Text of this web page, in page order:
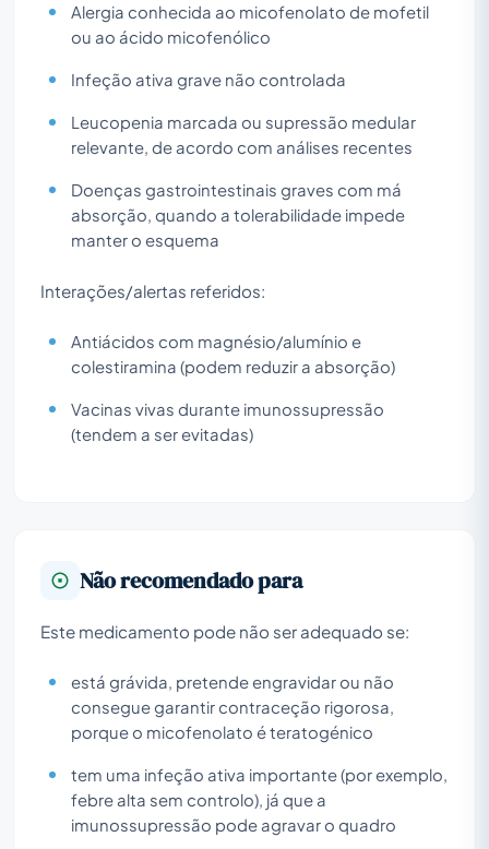
Alergia conhecida ao micofenolato de mofetil
ou ao ácido micofenólico
Infeção ativa grave não controlada
Leucopenia marcada ou supressão medular
relevante, de acordo com análises recentes
Doenças gastrointestinais graves com má
absorção, quando a tolerabilidade impede
manter o esquema
Interações/alertas referidos:
Antiácidos com magnésio/alumínio e
colestiramina (podem reduzir a absorção)
Vacinas vivas durante imunossupressão
(tendem a ser evitadas)
Não recomendado para
Este medicamento pode não ser adequado se:
está grávida, pretende engravidar ou não
consegue garantir contraceção rigorosa,
porque o micofenolato é teratogénico
tem uma infeção ativa importante (por exemplo,
febre alta sem controlo), já que a
imunossupressão pode agravar o quadro